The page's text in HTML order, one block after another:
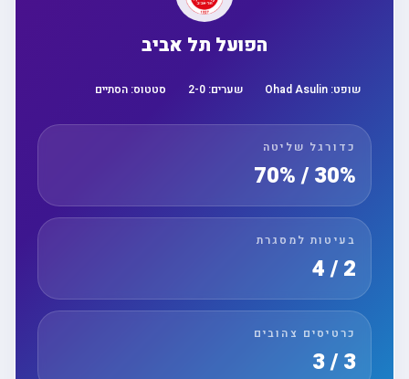
הפועל תל אביב
שופט:Ohad Asulin שערים: 2 -0 סטטוס:הסתיים
כדורגל שליטה
30% / 70%
בעיטות למסגרת
כרטיסים צהובים
3 / 3